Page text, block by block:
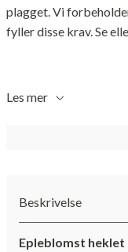
plagget. Vi
fyller disse krav. Se
Les mer
Beskrivelse
Epleblomst